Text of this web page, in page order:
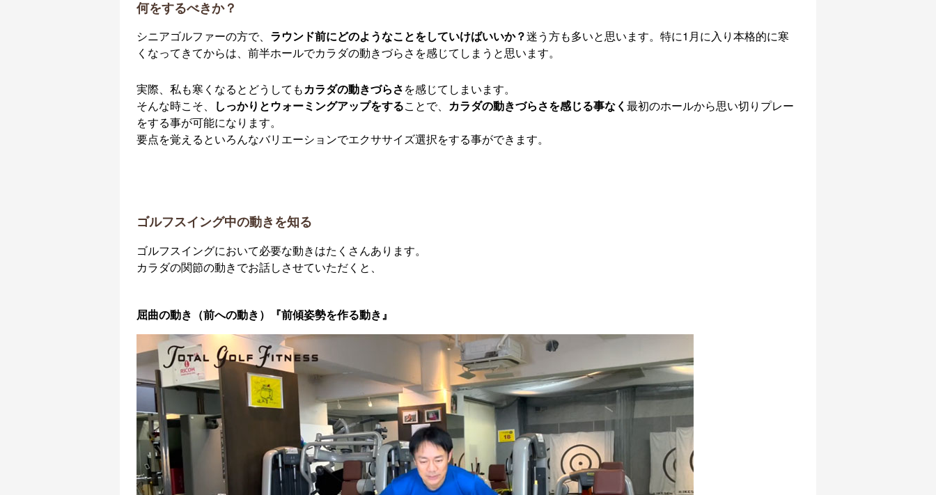
何をするべきか？
シニアゴルファーの方で、 ラウンド前にどのようなことをしていけばいいか？迷う方も多いと思います。特に1月に入り本格的に寒
くなってきてからは、前半ホールでカラダの動きづらさを感じてしまうと思います。
実際、私も寒くなるとどうしてもカラダの動きづらさを感じてしまいます。
そんな時こそ、
しっかりとウォーミングアップをすることで、 カラダの動きづらさを感じる事なく 最初のホールから思い切りプレー
をする事が可能になります。
要点を覚えるといろんなバリエーションでエクササイズ選択をする事ができます。
ゴルフスイング中の動きを知る
ゴルフスイングにおいて必要な動きはたくさんあります。
カラダの関節の動きでお話しさせていただくと、
屈曲の動き（前への動き）『前傾姿勢を作る動き』